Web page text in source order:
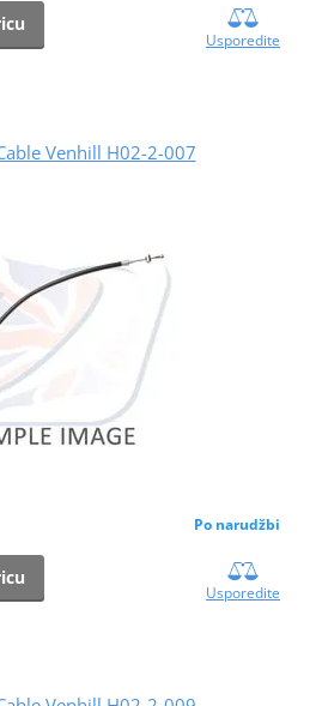
Usporedite
Venhill H02-2-007
Po narudžbi
Usporedite